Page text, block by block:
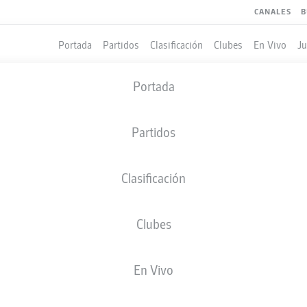
CANALES
Portada Partidos Clasificación Clubes En Vivo
Portada
Partidos
Clasificación
Clubes
En Vivo